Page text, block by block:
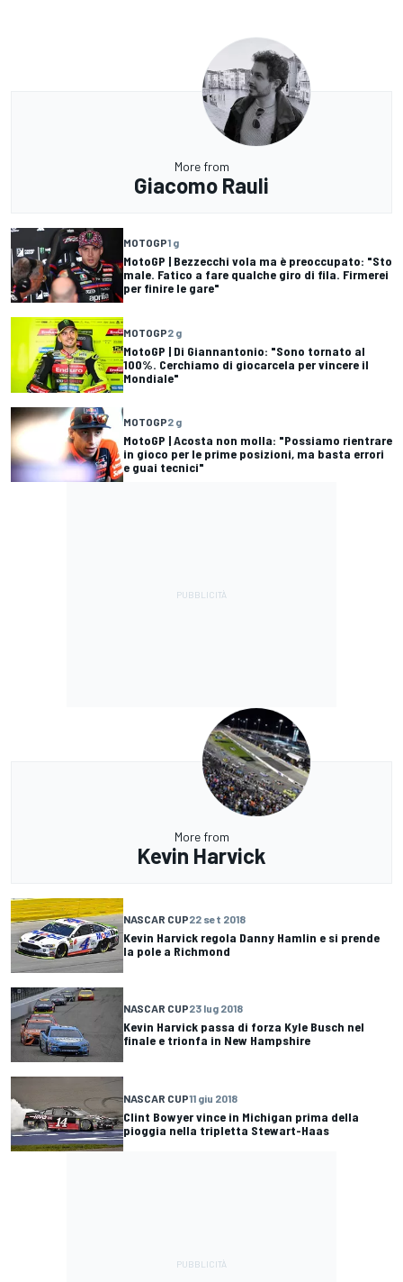
More from
Giacomo Rauli
MOTOGP1 g
MotoGP | Bezzecchi vola ma è preoccupato: "Sto
male. Fatico a fare qualche giro di fila. Firmerei
per finire le gare"
MOTOGP2 g
MotoGP | Di Giannantonio: "Sono tornato al
100%. Cerchiamo di giocarcela per vincere il
Mondiale"
MOTOGP2 g
MotoGP | Acosta non molla: "Possiamo rientrare
in gioco per le prime posizioni, ma basta errori
e guai tecnici"
More from
Kevin Harvick
NASCAR CUP22 set 2018
Kevin Harvick regola Danny Hamlin e si prende
la pole a Richmond
NASCAR CUP23 lug 2018
Kevin Harvick passa di forza Kyle Busch nel
finale e trionfa in New Hampshire
NASCAR CUP11 giu 2018
Clint Bowyer vince in Michigan prima della
pioggia nella tripletta Stewart-Haas